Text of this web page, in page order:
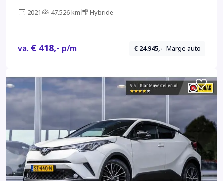
2021 47.526 km Hybride
va. € 418,- p/m € 24.945,- Marge auto